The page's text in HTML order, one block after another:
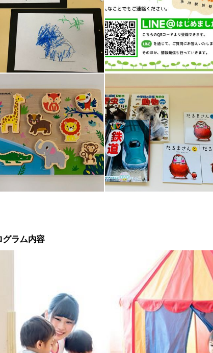
グラム内容